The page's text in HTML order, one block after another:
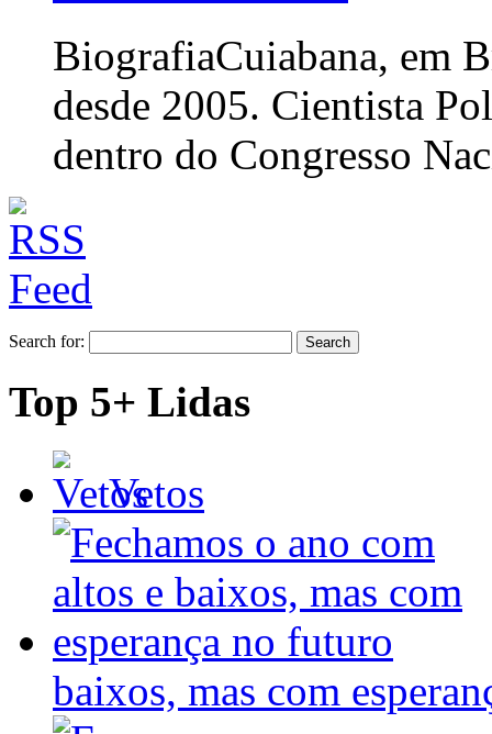
BiografiaCuiabana, em
desde 2005. Cientista
dentro do Congresso
Search for:
Top 5+ Lidas
Vetos
baixos, mas com